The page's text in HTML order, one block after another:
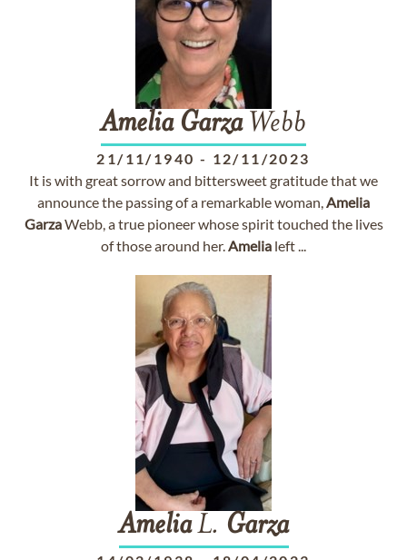
Amelia GarzaWebb
21/11/1940 - 12/11/2023
It is with great sorrow and bittersweet gratitude that we
announce the passing of a remarkable woman,Amelia
GarzaWebb, a true pioneer whose spirit touched the lives
of those around her.Amelia left ...
AmeliaL. Garza